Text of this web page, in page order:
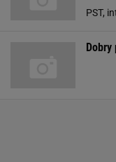
PST,
Dobry